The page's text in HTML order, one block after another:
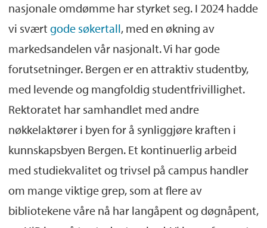
nasjonale omdømme har styrket seg. I 2024 hadde
vi svært gode søkertall, med en økning av
markedsandelen vår nasjonalt. Vi har gode
forutsetninger. Bergen er en attraktiv studentby,
med levende og mangfoldig studentfrivillighet.
Rektoratet har samhandlet med andre
nøkkelaktører i byen for å synliggjøre kraften i
kunnskapsbyen Bergen. Et kontinuerlig arbeid
med studiekvalitet og trivsel på campus handler
om mange viktige grep, som at flere av
bibliotekene våre nå har langåpent og døgnåpent,